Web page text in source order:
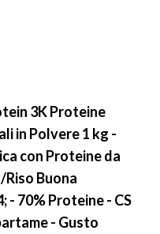
3K Proteine
in Polvere 1 kg -
con Proteine da
Buona
- 70% Proteine - CS
- Gusto